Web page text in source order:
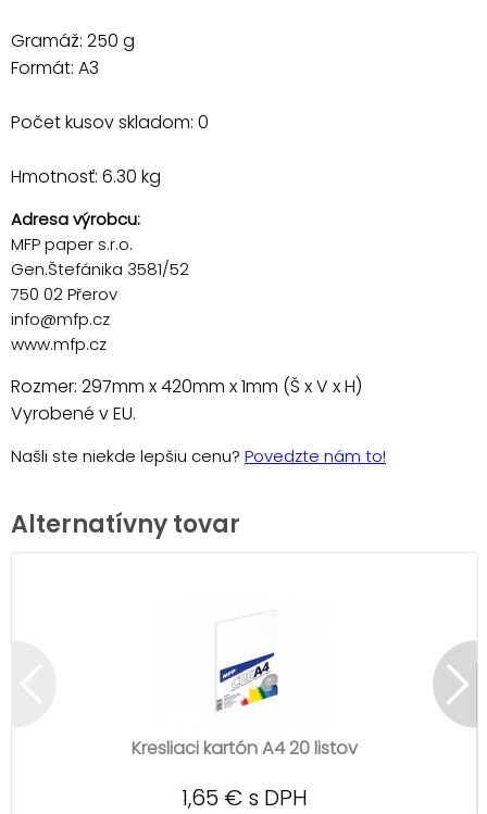
Gramáž: 250 g
Formát: A3
Počet kusov skladom: 0
Hmotnosť: 6.30 kg
Adresa výrobcu:
MFP paper s.r.o.
Gen.Štefánika 3581/52
750 02 Přerov
info@mfp.cz
www.mfp.cz
Rozmer: 297mm x 420mm x 1mm (Š x V x H)
Vyrobené v EU.
Našli ste niekde lepšiu cenu? Povedzte nám to!
Alternatívny tovar
Kresliaci kartón A4 20 listov
1,65 € s DPH